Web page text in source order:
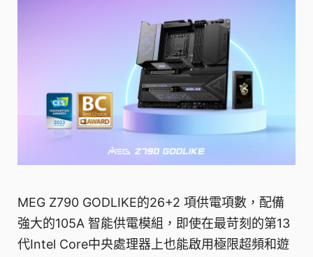
MEG Z790 GODLIKE的26+2 項供電項數，配備
強大的105A 智能供電模組，即使在最苛刻的第13
代Intel Core中央處理器上也能啟用極限超頻和遊